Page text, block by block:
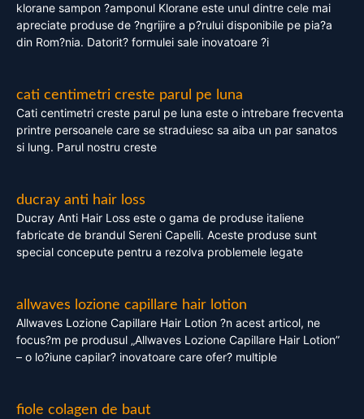
klorane sampon ?amponul Klorane este unul dintre cele mai
apreciate produse de ?ngrijire a p?rului disponibile pe pia?a
din Rom?nia. Datorit? formulei sale inovatoare ?i
cati centimetri creste parul pe luna
Cati centimetri creste parul pe luna este o intrebare frecventa
printre persoanele care se straduiesc sa aiba un par sanatos
si lung. Parul nostru creste
ducray anti hair loss
Ducray Anti Hair Loss este o gama de produse italiene
fabricate de brandul Sereni Capelli. Aceste produse sunt
special concepute pentru a rezolva problemele legate
allwaves lozione capillare hair lotion
Allwaves Lozione Capillare Hair Lotion ?n acest articol, ne
focus?m pe produsul „Allwaves Lozione Capillare Hair Lotion”
– o lo?iune capilar? inovatoare care ofer? multiple
fiole colagen de baut